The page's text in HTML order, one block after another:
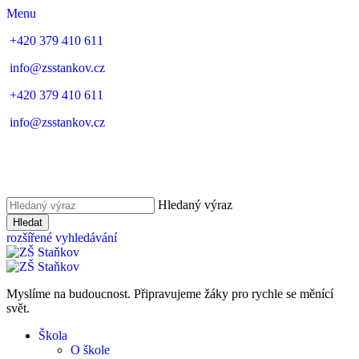
Menu
+420 379 410 611
info@zsstankov.cz
+420 379 410 611
info@zsstankov.cz
Hledaný výraz
Hledat
rozšířené vyhledávání
Myslíme na budoucnost. Připravujeme žáky pro rychle se měnící
svět.
Škola
O škole